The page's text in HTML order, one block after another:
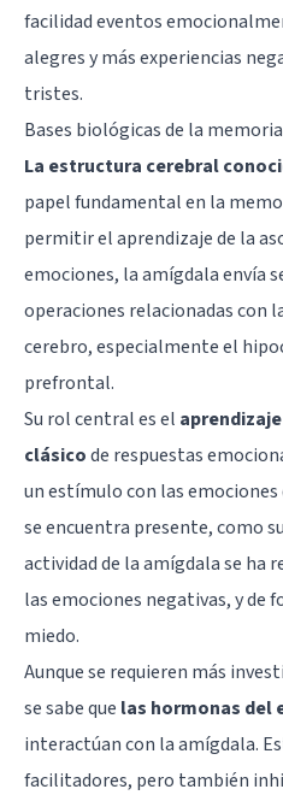
facilidad eventos
alegres y más experiencias
tristes.
Bases biológicas de la
La estructura cerebral
papel fundamental en la
permitir el aprendizaje de la
emociones, la amígdalaenvía
operaciones relacionadas con
cerebro, especialmente el
prefrontal.
Su rol central es el
clásicode respuestas
un estímulo con las
se encuentra presente, como
actividad de la amígdala se ha
las emociones negativas, y de
miedo.
Aunque se requieren más
se sabe que las hormonas del
interactúan con la amígdala.
facilitadores, pero también